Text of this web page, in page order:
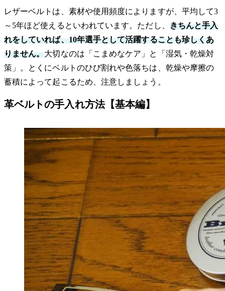
レザーベルトは、素材や使用頻度によりますが、平均して3
～5年ほど使えるといわれています。ただし、 きちんと手入
れをしていれば、10年選手として活躍することも珍しくあ
りません。大切なのは「こまめなケア」と「湿気・乾燥対
策」。とくにベルトのひび割れや色落ちは、乾燥や摩擦の
蓄積によって起こるため、注意しましょう。
革ベルトの手入れ方法【基本編】